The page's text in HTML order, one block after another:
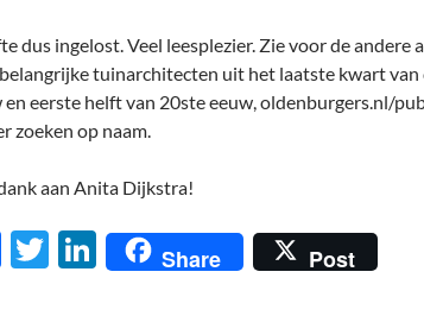
dus ingelost. Veel leesplezier. Zie voor de andere
tuinarchitecten uit het laatste kwart van
en eerste helft van 20ste eeuw, oldenburgers.nl/
zoeken op naam.
aan Anita Dijkstra!
F
T
Li
n
Share Post